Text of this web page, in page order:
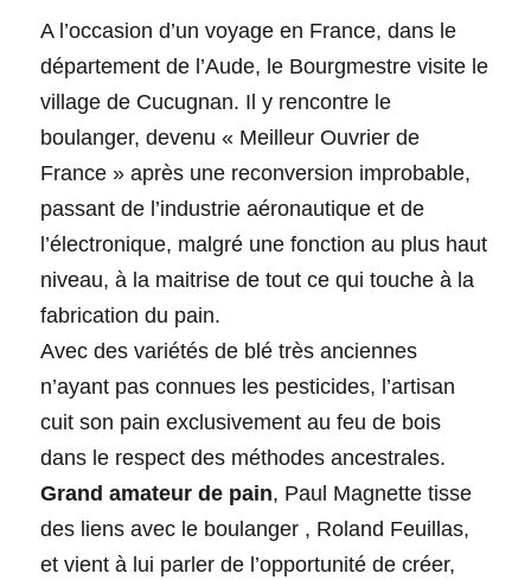
A l’occasion d’un voyage en France, dans le
département de l’Aude, le Bourgmestre visite le
village de Cucugnan. Il y rencontre le
boulanger, devenu « Meilleur Ouvrier de
France » après une reconversion improbable,
passant de l’industrie aéronautique et de
l’électronique, malgré une fonction au plus haut
niveau, à la maitrise de tout ce qui touche à la
fabrication du pain.
Avec des variétés de blé très anciennes
n’ayant pas connues les pesticides, l’artisan
cuit son pain exclusivement au feu de bois
dans le respect des méthodes ancestrales.
Grand amateur de pain, Paul Magnette tisse
des liens avec le boulanger , Roland Feuillas,
et vient à lui parler de l’opportunité de créer,